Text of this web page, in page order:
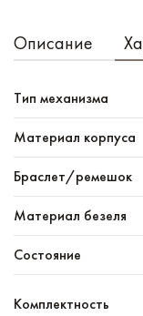
Описание
Тип механизма
Материал корпуса
Браслет/ремешок
Материал безеля
Состояние
Комплектность